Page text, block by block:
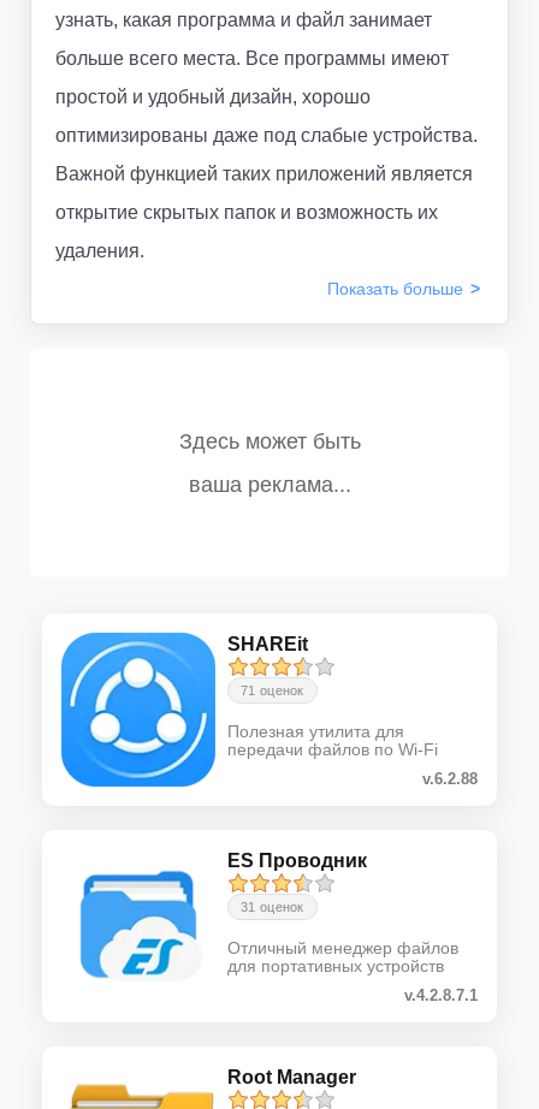
узнать, какая программа и файл занимает
больше всего места. Все программы имеют
простой и удобный дизайн, хорошо
оптимизированы даже под слабые устройства.
Важной функцией таких приложений является
открытие скрытых папок и возможность их
удаления.
Показать больше
SHAREit
71 оценок
Полезная утилита для
передачи файлов по Wi-Fi
v.6.2.88
ES Проводник
31 оценок
Отличный менеджер файлов
для портативных устройств
v.4.2.8.7.1
Root Manager